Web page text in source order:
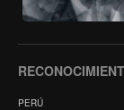
PERÚ